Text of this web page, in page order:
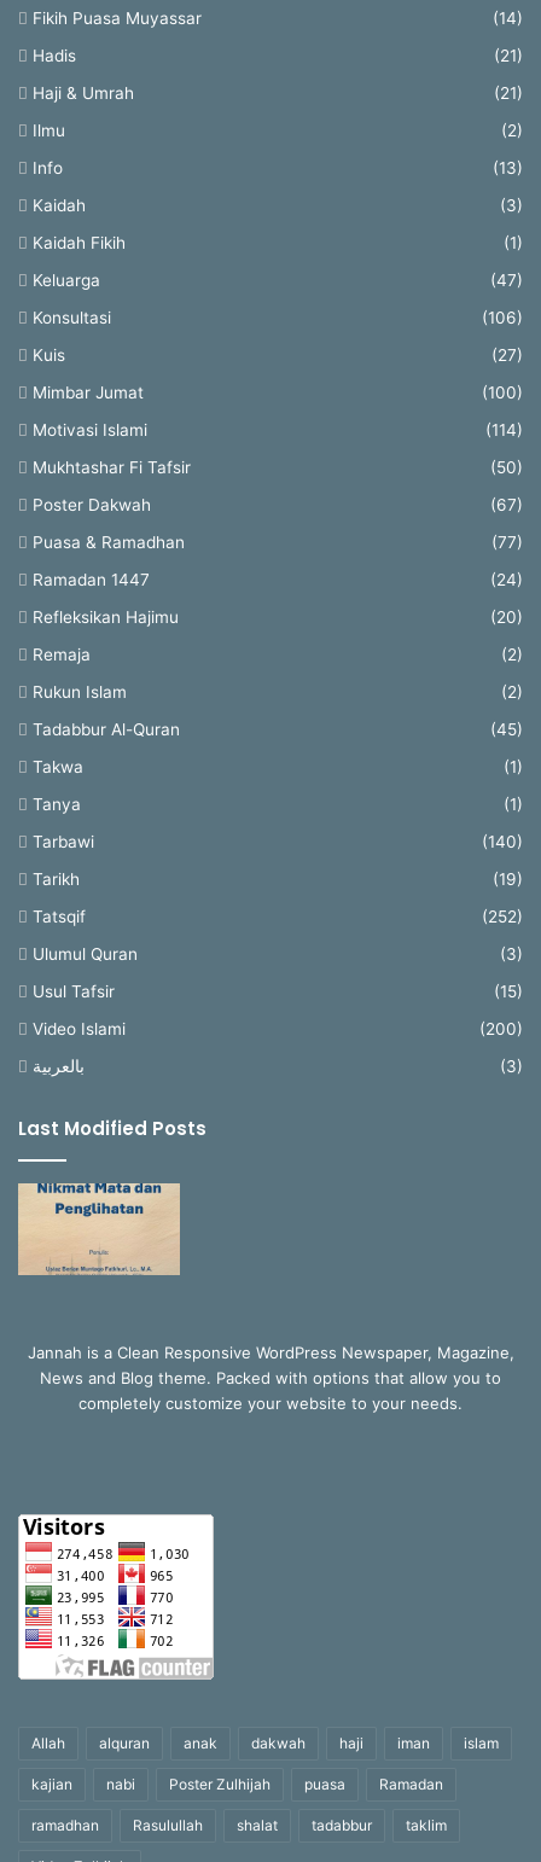
Fikih Puasa Muyassar
(14)
Hadis
(21)
Haji & Umrah
(21)
Ilmu
(2)
Info
(13)
Kaidah
(3)
Kaidah Fikih
(1)
Keluarga
(47)
Konsultasi
(106)
Kuis
(27)
Mimbar Jumat
(100)
Motivasi Islami
(114)
Mukhtashar Fi Tafsir
(50)
Poster Dakwah
(67)
Puasa & Ramadhan
(77)
Ramadan 1447
(24)
Refleksikan Hajimu
(20)
Remaja
(2)
Rukun Islam
(2)
Tadabbur Al-Quran
(45)
Takwa
(1)
Tanya
(1)
Tarbawi
(140)
Tarikh
(19)
Tatsqif
(252)
Ulumul Quran
(3)
Usul Tafsir
(15)
Video Islami
(200)
بالعربية
(3)
Last Modified Posts
Jannah is a Clean Responsive WordPress Newspaper, Magazine,
News and Blog theme. Packed with options that allow you to
completely customize your website to your needs.
Allah alquran anak dakwah haji iman islam
kajian nabi Poster Zulhijah puasa Ramadan
ramadhan Rasulullah shalat tadabbur taklim